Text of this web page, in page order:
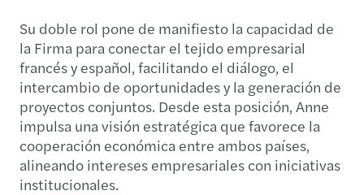
Su doble rol pone de manifiesto la capacidad de
la Firma para conectar el tejido empresarial
francés y español, facilitando el diálogo, el
intercambio de oportunidades y la generación de
proyectos conjuntos. Desde esta posición, Anne
impulsa una visión estratégica que favorece la
cooperación económica entre ambos países,
alineando intereses empresariales con iniciativas
institucionales.